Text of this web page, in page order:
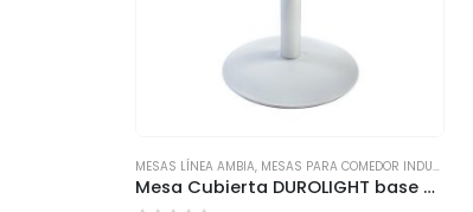
MESAS LÍNEA AMBIA, MESAS PARA COMEDOR INDUSTRIAL
Mesa Cubierta DUROLIGHT base acero circular